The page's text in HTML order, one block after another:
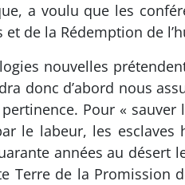
a voulu que les
et de la Rédemption de
nouvelles
donc d’abord nous
Pour « sauver
le labeur, les esclaves
années au désert
Terre de la Promission